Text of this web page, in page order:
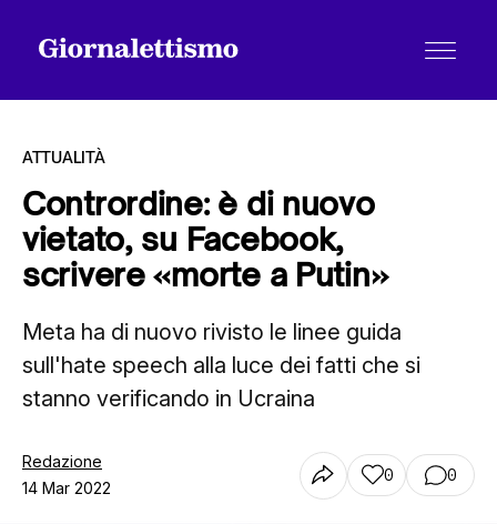
Tutti gli articoli
Chi siamo
ATTUALITÀ
Contrordine: è di nuovo
vietato, su Facebook,
scrivere «morte a Putin»
Meta ha di nuovo rivisto le linee guida
sull'hate speech alla luce dei fatti che si
stanno verificando in Ucraina
Redazione
14 Mar 2022
0 0